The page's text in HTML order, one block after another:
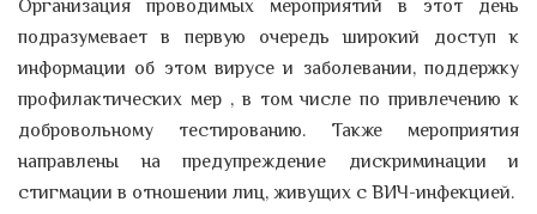
Организация проводимых мероприятий в этот день
подразумевает в первую очередь широкий доступ к
информации об этом вирусе и заболевании, поддержку
профилактических мер , в том числе по привлечению к
добровольному тестированию. Также мероприятия
направлены на предупреждение дискриминации и
стигмации в отношении лиц, живущих с ВИЧ-инфекцией.
Международный конкурс